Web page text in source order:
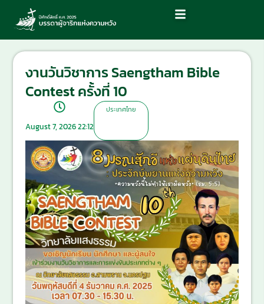
งานวันวิชาการ Saengtham Bible
Contest ครั้งที่ 10
August 7, 2026 22:12
ประเทศไทย